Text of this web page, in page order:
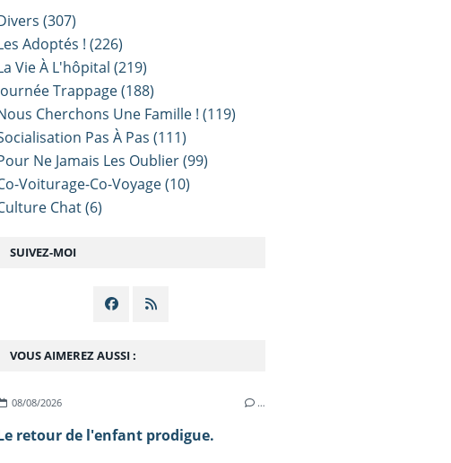
SUIVEZ-MOI
VOUS AIMEREZ AUSSI :
08/08/2026 …
retour de l'enfant prodigue.
(307)
Adoptés ! (226)
Vie À L'hôpital (219)
Trappage(188)
Cherchons Une Famille ! (119)
Pas À Pas (111)
Ne Jamais Les Oublier(99)
Voiturage-Co-Voyage(10)
Chat(6)